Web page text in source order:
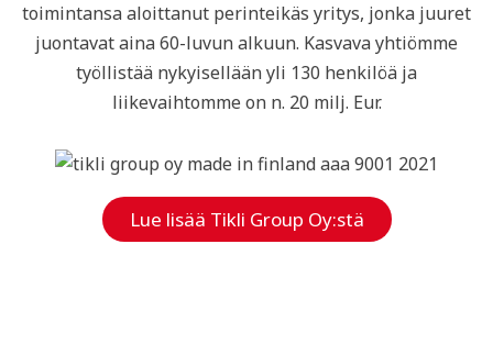
toimintansa aloittanut perinteikäs yritys, jonka juuret
juontavat aina 60-luvun alkuun. Kasvava yhtiömme
työllistää nykyisellään yli 130 henkilöä ja
liikevaihtomme on n. 20 milj. Eur.
Lue lisää Tikli Group Oy:stä